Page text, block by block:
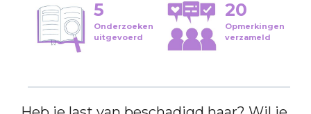
5
Onderzoeken
uitgevoerd
20
Opmerkingen
verzameld